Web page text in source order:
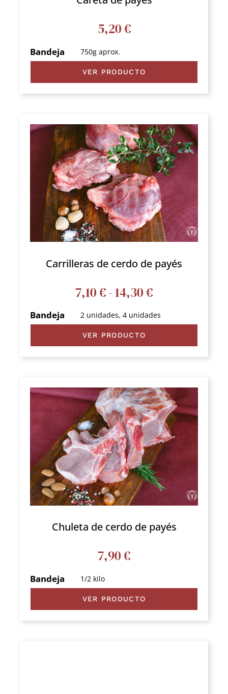
5,20€
Bandeja 750g aprox.
VER PRODUCTO
Carrilleras de cerdo de payés
7,10€-14,30€Rango
de
desde
hasta
14,30 €
Bandeja 2 unidades, 4 unidades
VER PRODUCTO
Chuleta de cerdo de payés
7,90€
Bandeja 1/2 kilo
VER PRODUCTO